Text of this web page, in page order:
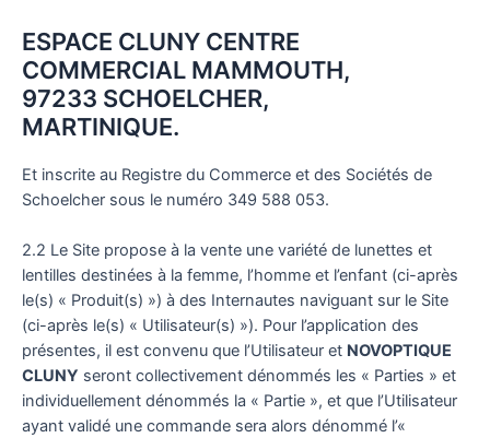
ESPACE CLUNY CENTRE
COMMERCIAL MAMMOUTH,
97233 SCHOELCHER,
MARTINIQUE.
Et inscrite au Registre du Commerce et des Sociétés de
Schoelcher sous le numéro 349 588 053.
2.2 Le Site propose à la vente une variété de lunettes et
lentilles destinées à la femme, l’homme et l’enfant (ci-après
le(s) « Produit(s) ») à des Internautes naviguant sur le Site
(ci-après le(s) « Utilisateur(s) »). Pour l’application des
présentes, il est convenu que l’Utilisateur et NOVOPTIQUE
CLUNY seront collectivement dénommés les « Parties » et
individuellement dénommés la « Partie », et que l’Utilisateur
ayant validé une commande sera alors dénommé l’«